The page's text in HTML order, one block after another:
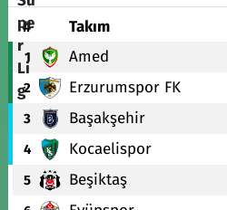
# Takım
1 Amed
2 Erzurumspor FK
3 Başakşehir
4 Kocaelispor
5 Beşiktaş